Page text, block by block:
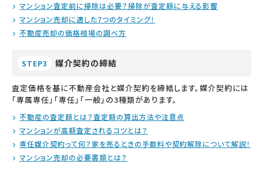
マンション査定前に掃除は必要？掃除が査定額に与える影響
マンション売却に適した7つのタイミング！
不動産売却の価格相場の調べ方
STEP3 媒介契約の締結
査定価格を基に不動産会社と媒介契約を締結します。媒介契約には
「専属専任」「専任」「一般」の3種類があります。
不動産の査定額とは？査定額の算出方法や注意点
マンションが高額査定されるコツとは？
専任媒介契約って何？家を売るときの手数料や契約解除について解説！
マンション売却の必要書類とは？